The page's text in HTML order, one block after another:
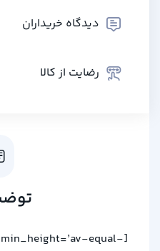
دیدگاه خریداران
رضایت از کالا
equal-